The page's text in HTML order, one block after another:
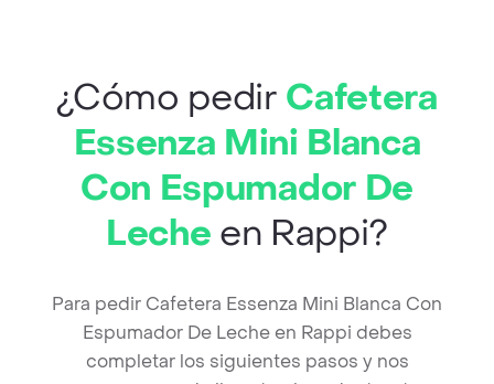
¿Cómo pedir Cafetera
Essenza Mini Blanca
Con Espumador De
Leche en Rappi?
Para pedir Cafetera Essenza Mini Blanca Con
Espumador De Leche en Rappi debes
completar los siguientes pasos y nos